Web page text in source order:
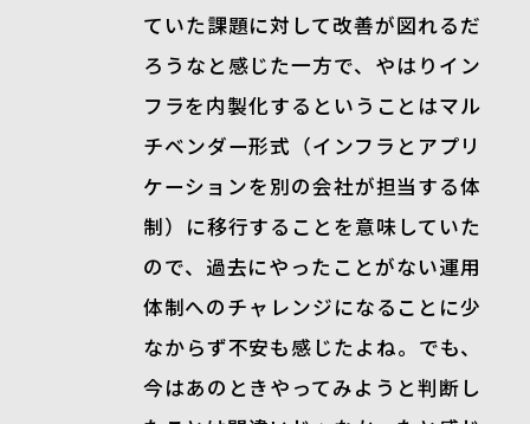
ていた課題に対して改善が図れるだ
ろうなと感じた一方で、やはりイン
フラを内製化するということはマル
チベンダー形式（インフラとアプリ
ケーションを別の会社が担当する体
制）に移行することを意味していた
ので、過去にやったことがない運用
体制へのチャレンジになることに少
なからず不安も感じたよね。でも、
今はあのときやってみようと判断し